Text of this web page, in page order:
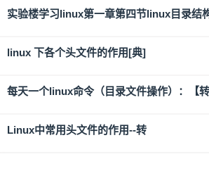
实验楼学习linux第一章第四节linux目录结
linux 下各个头文件的作用[典]
每天一个linux命令（目录文件操作）：【
Linux中常用头文件的作用--转